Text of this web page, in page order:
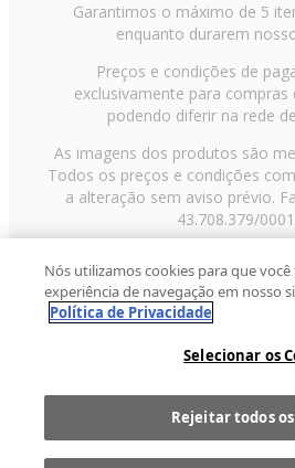
Garantimos o máximo de 5
enquanto durarem
Preços e condições de
exclusivamente para
podendo diferir na rede
As imagens dos produtos são
Todos os preços e condições
a alteração sem aviso prévio.
43.708.379/
Paulo/SP, CEP 02029-001,
2013 Fast Shop - Todos os
Nós utilizamos cookies para que
experiência de navegação em nosso
Política de Privacidade
Selecionar os
Rejeitar todos